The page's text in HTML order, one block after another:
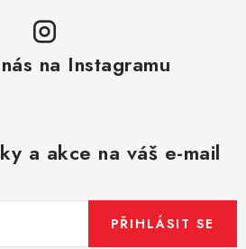
na Instagramu
a akce na váš e-mail
PŘIHLÁSIT SE